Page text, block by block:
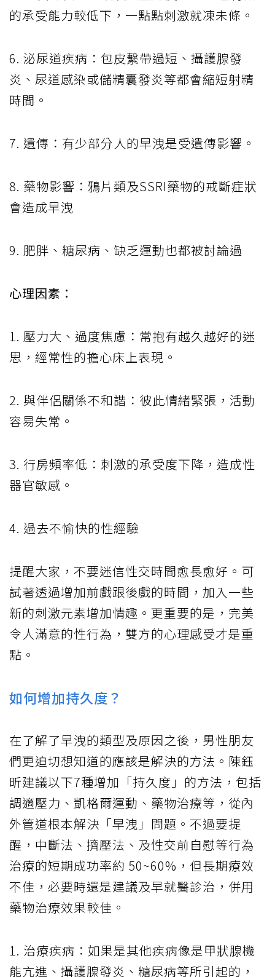
的承受能力較低下，一點點刺激就凍未條。
6. 泌尿道疾病：包皮繫帶過短、攝護腺發
炎、尿道感染或儲精囊發炎等都會縮短射精
時間。
7. 遺傳：有少部分人的早洩是受遺傳影響。
8. 藥物影響：鴉片類及SSRI藥物的戒斷症狀
會造成早洩
9. 肥胖、糖尿病、缺乏運動也都被討論過
心理因素：
1. 壓力大、過度焦慮：常抱有越久越好的迷
思，經常性的擔心床上表現。
2. 與伴侶關係不和諧：彼此情緒緊張，活動
容易失常。
3. 行房頻率低：刺激的承受度下降，造成性
器官敏感。
4. 過去不愉快的性經驗
提醒大家，不要迷信性交時間愈長愈好。可
試著透過增加前戲跟後戲的時間，加入一些
新的刺激元素增加情趣。更重要的是，完美
令人滿意的性行為，雙方的心理感受才是重
點。
如何增加持久度？
在了解了早洩的類型及原因之後，男性朋友
們更迫切想知道的應該是解決的方法。陳鈺
昕建議以下7種增加「持久度」的方法，包括
調適壓力、凱格爾運動、藥物治療等，從內
外管道根本解決「早洩」問題。不過要提
醒，中斷法、擠壓法、及性交前自慰等行為
治療的短期成功率約 50~60%，但長期療效
不佳，必要時還是建議及早就醫診治，併用
藥物治療效果較佳。
1. 治療疾病：如果是其他疾病像是甲狀腺機
能亢進、攝護腺發炎、糖尿病等所引起的，